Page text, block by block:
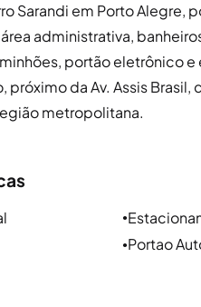
Sarandi em Porto Alegre,
administrativa,
portão eletrônico
próximo da Av. Assis
metropolitana.
●
●Portao